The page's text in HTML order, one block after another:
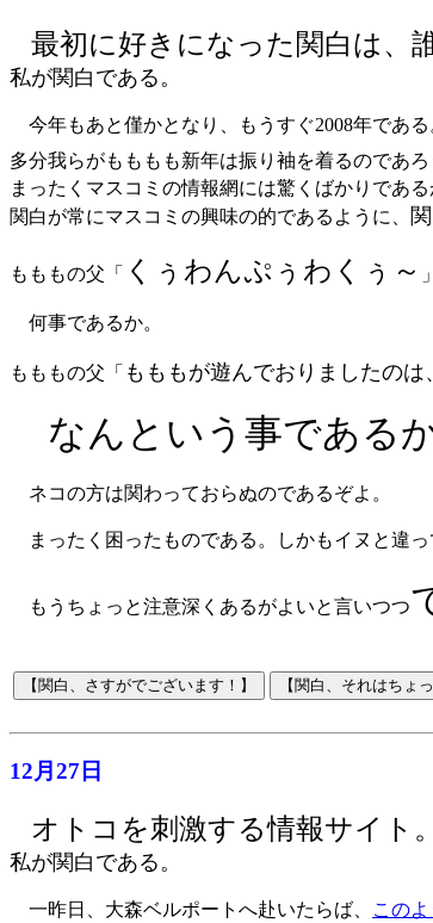
最初に好きになった関白は、
私が関白である。
今年もあと僅かとなり、もうすぐ2008年である
多分我らがもももも新年は振り袖を着るのであ
まったくマスコミの情報網には驚くばかりであ
関白が常にマスコミの興味の的であるように、
もももの父「 くぅわんぷぅわくぅ～ 」
何事であるか。
もももの父「 もももが遊んでおりましたのは、
なんという事である
ネコの方は関わっておらぬのであるぞよ。
まったく困ったものである。しかもイヌと違っ
もうちょっと注意深くあるがよいと言いつつ
12月27日
オトコを刺激する情報サイト。
私が関白である。
一昨日、大森ベルポートへ赴いたらば、 この